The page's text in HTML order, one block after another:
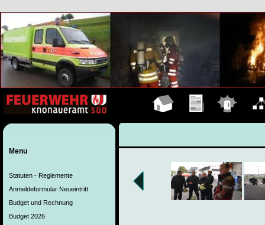
Menu
Statuten - Reglemente
Anmeldeformular Neueintritt
Budget und Rechnung
Budget 2026